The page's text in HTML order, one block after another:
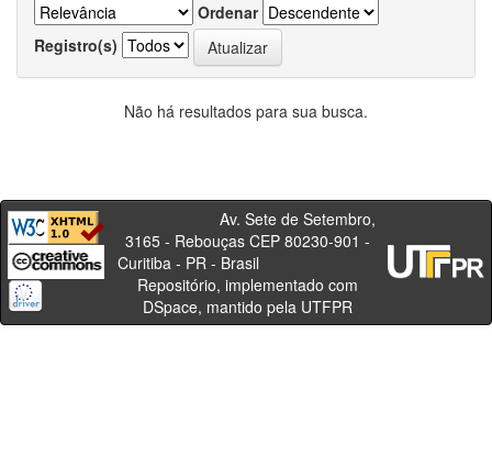
Ordenar
Registro(s)
Não há resultados para sua busca.
Av. Sete de Setembro,
3165 - Rebouças CEP 80230-901 -
Curitiba - PR - Brasil
Repositório, implementado com
DSpace, mantido pela UTFPR